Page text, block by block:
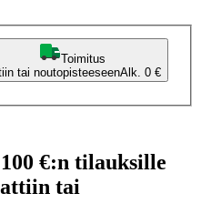
Toimitus
tai noutopisteeseenAlk. 0 €
€:n tilauksille
tai